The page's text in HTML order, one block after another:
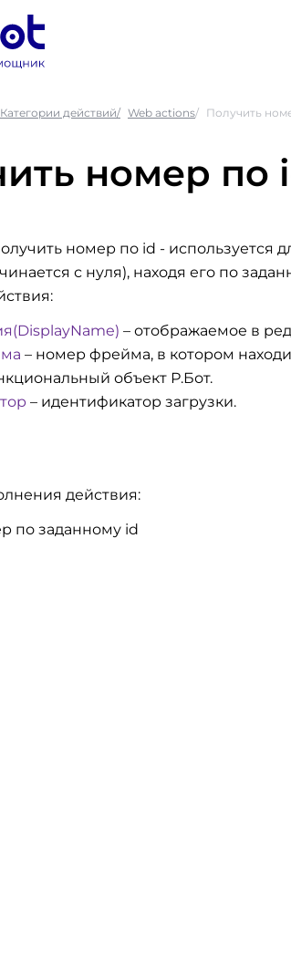
Категории действий Web actions Получить
номер по
номер по id - используется
с нуля), находя его по
– отображаемое в
– номер фрейма, в котором
объект Р.Бот.
– идентификатор загрузки.
действия:
по заданному id